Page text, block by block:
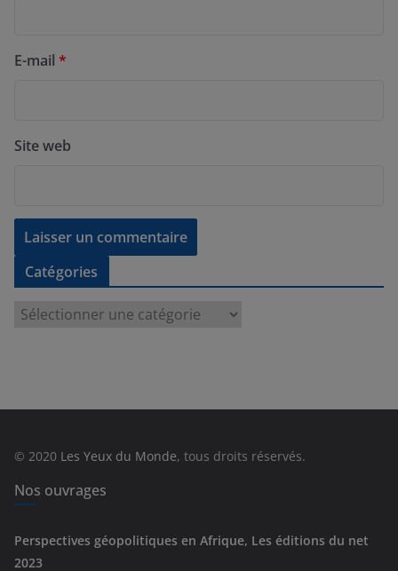
E-mail *
Site web
Catégories
e
© 2020 Les Yeux du Monde, tous droits réservés.
Nos ouvrages
Perspectives géopolitiques en Afrique, Les éditions du net
2023